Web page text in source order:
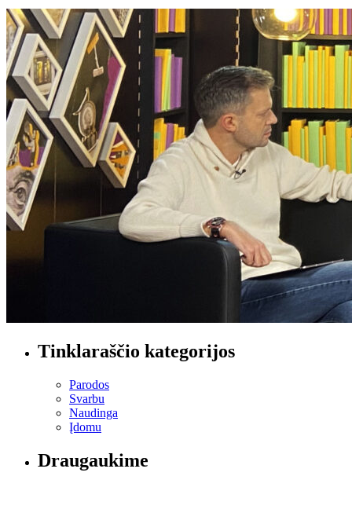
Tinklaraščio kategorijos
Parodos
Svarbu
Naudinga
Įdomu
Draugaukime